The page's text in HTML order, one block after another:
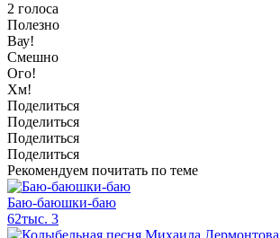
2 голоса
Полезно
Вау!
Смешно
Ого!
Хм!
Поделиться
Поделиться
Поделиться
Поделиться
Рекомендуем почитать по теме
Баю-баюшки-баю
62тыс. 3